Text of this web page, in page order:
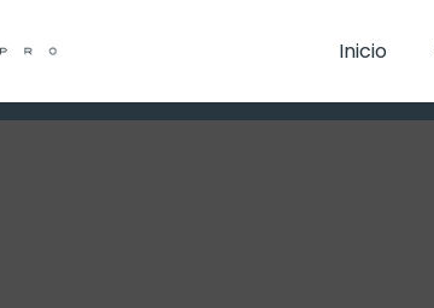
Inicio